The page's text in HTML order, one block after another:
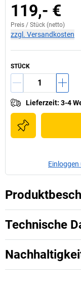
119,- €
Preis / Stück (netto)
zzgl. Versandkosten
STÜCK
Lieferzeit: 3-4
Technische